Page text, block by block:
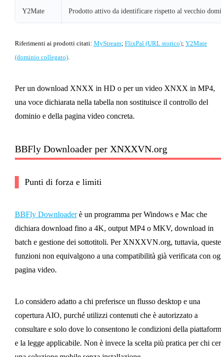
Y2Mate Prodotto attivo da identificare rispetto al vecchio
Riferimenti ai prodotti citati: MyStream; FlixPal (URL storico); Y2Mate
(dominio collegato).
Per un download XNXX in HD o per un video XNXX in MP4,
una voce dichiarata nella tabella non sostituisce il controllo del
dominio e della pagina video concreta.
BBFly Downloader per XNXXVN.org
Punti di forza e limiti
BBFly Downloaderè un programma per Windows e Mac che
dichiara download fino a 4K, output MP4 o MKV, download in
batch e gestione dei sottotitoli. Per XNXXVN.org, tuttavia, queste
funzioni non equivalgono a una compatibilità già verificata con
pagina video.
Lo considero adatto a chi preferisce un flusso desktop e una
copertura AIO, purché utilizzi contenuti che è autorizzato a
consultare e solo dove lo consentono le condizioni della
e la legge applicabile. Non è invece la scelta più pratica per chi